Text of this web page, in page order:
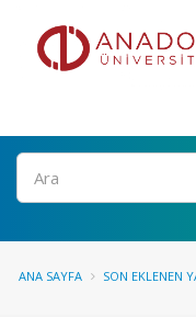
Ara
ANA SAYFA SON EKLENEN